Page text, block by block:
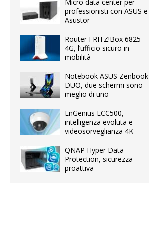
professionisti con ASUS e
Asustor
Router FRITZ!Box 6825
4G, l’ufficio sicuro in
mobilità
Notebook ASUS Zenbook
DUO, due schermi sono
meglio di uno
EnGenius ECC500,
intelligenza evoluta e
videosorveglianza 4K
QNAP Hyper Data
Protection, sicurezza
proattiva